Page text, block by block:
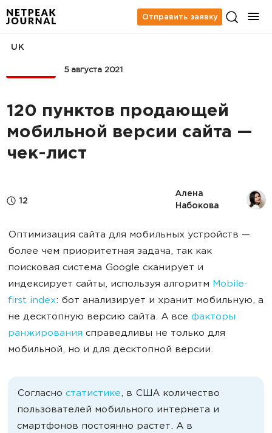
Отправить заявку
5 августа 2021
UK
120 пунктов продающей
мобильной версии сайта —
чек-лист
12
Алена
Набокова
Оптимизация сайта для мобильных устройств —
более чем приоритетная задача, так как
поисковая система Google сканирует и
индексирует сайты, используя алгоритм Mobile-
first index: бот анализирует и хранит мобильную, а
не десктопную версию сайта. А все факторы
ранжирования справедливы не только для
мобильной, но и для десктопной версии.
Согласно статистике, в США количество
пользователей мобильного интернета и
смартфонов постоянно растет. А в